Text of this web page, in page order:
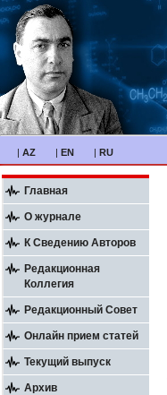
| AZ | EN | RU
Главная
О журнале
К Сведению Авторов
Редакционная
Коллегия
Редакционный Совет
Онлайн прием статей
Текущий выпуск
Архив